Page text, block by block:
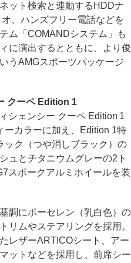
ット検索と連動するHDDナ
、ハンズフリー電話などを
ム「COMANDシステム」も
に演出するとともに、より俊
うAMGスポーツパッケージ
クーペ Edition 1
シェンシー クーペ Edition 1
ーカラーに加え、Edition 1特
ック（つや消しブラック）の
ュとチタニウムグレーの2ト
スポークアルミホイールを装
調にポーセレン（乳白色）の
リムやステアリングを採用。
レザーARTICOシート、アー
ットなどを採用し、前席シー